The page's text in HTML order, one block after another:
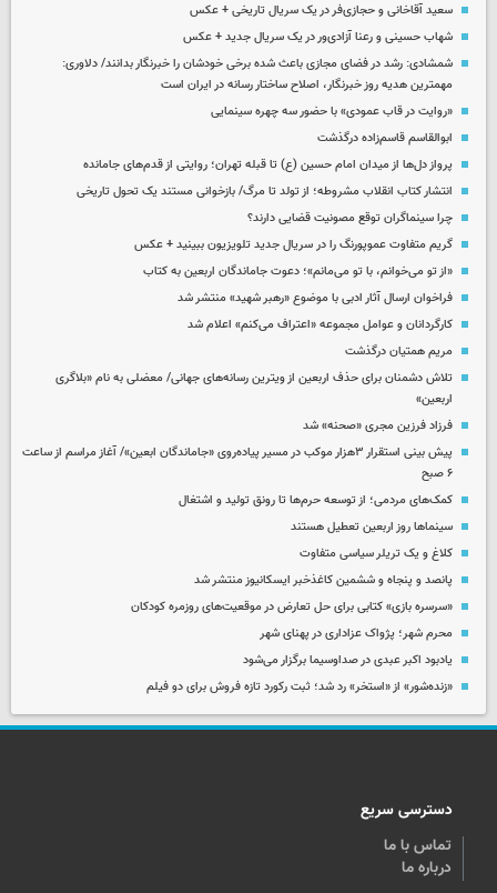
سعید آقاخانی و حجازی‌فر در یک سریال تاریخی + عکس
شهاب حسینی و رعنا آزادی‌ور در یک سریال جدید + عکس
شمشادی: رشد در فضای مجازی باعث شده برخی خودشان را خبرنگار بدانند/ دلاوری:
مهمترین هدیه‌ روز خبرنگار، اصلاح ساختار رسانه در ایران است
«روایت در قاب عمودی» با حضور سه چهره سینمایی
ابوالقاسم قاسم‌زاده درگذشت
پرواز دل‌ها از میدان امام حسین (ع) تا قبله تهران؛ روایتی از قدم‌های جامانده
انتشار کتاب انقلاب مشروطه؛ از تولد تا مرگ/ بازخوانی مستند یک تحول تاریخی
چرا سینماگران توقع مصونیت قضایی دارند؟
گریم متفاوت عموپورنگ را در سریال جدید تلویزیون ببینید + عکس
«از تو می‌خوانم، با تو می‌مانم»؛ دعوت جاماندگان اربعین به کتاب
فراخوان ارسال آثار ادبی با موضوع «رهبر شهید» منتشر شد
کارگردانان و عوامل مجموعه «اعتراف می‌کنم» اعلام شد
مریم همتیان درگذشت
تلاش دشمنان برای حذف اربعین از ویترین رسانه‌های جهانی/ معضلی به نام «بلاگری
اربعین»
فرزاد فرزین مجری «صحنه» شد
پیش بینی استقرار ۳هزار موکب در مسیر پیاده‌روی «جاماندگان ابعین»/ آغاز مراسم از ساعت
۶ صبح
کمک‌های مردمی؛ از توسعه حرم‌ها تا رونق تولید و اشتغال
سینماها روز اربعین تعطیل هستند
کلاغ و یک تریلر سیاسی متفاوت
پانصد و پنجاه و ششمین کاغذخبر ایسکانیوز منتشر شد
«سرسره بازی» کتابی برای حل تعارض در موقعیت‌های روزمره کودکان
محرم شهر؛ پژواک عزاداری در پهنای شهر
یادبود اکبر عبدی در صداوسیما برگزار می‌شود
«زنده‌شور» از «استخر» رد شد؛ ثبت رکورد تازه فروش برای دو فیلم
دسترسی سریع
تماس با ما
درباره ما